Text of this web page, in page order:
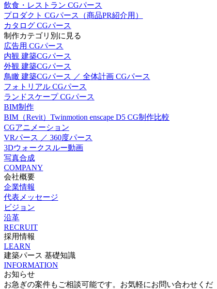
飲食・レストラン CGパース
プロダクト CGパース（商品PR紹介用）
カタログ CGパース
制作カテゴリ別に見る
広告用 CGパース
内観 建築CGパース
外観 建築CGパース
鳥瞰 建築CGパース ／ 全体計画 CGパース
フォトリアル CGパース
ランドスケープ CGパース
BIM制作
BIM（Revit）Twinmotion enscape D5 CG制作比較
CGアニメーション
VRパース ／ 360度パース
3Dウォークスルー動画
写真合成
COMPANY
会社概要
企業情報
代表メッセージ
ビジョン
沿革
RECRUIT
採用情報
LEARN
建築パース 基礎知識
INFORMATION
お知らせ
お急ぎの案件もご相談可能です。お気軽にお問い合わせくだ